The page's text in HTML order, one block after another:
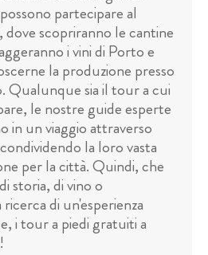
partecipare al
, dove scopriranno le cantine
i vini di Porto e
la produzione presso
Qualunque sia il tour a cui
le nostre guide esperte
in un viaggio attraverso
la loro vasta
per la città. Quindi, che
storia, di vino o
di un'esperienza
i tour a piedi gratuiti a